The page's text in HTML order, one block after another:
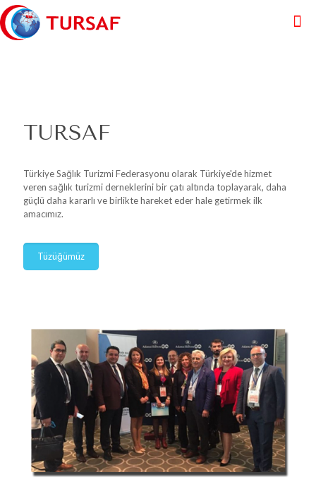
TURSAF
Türkiye Sağlık Turizmi Federasyonu olarak Türkiye'de hizmet
veren sağlık turizmi derneklerini bir çatı altında toplayarak, daha
güçlü daha kararlı ve birlikte hareket eder hale getirmek ilk
amacımız.
Tüzüğümüz